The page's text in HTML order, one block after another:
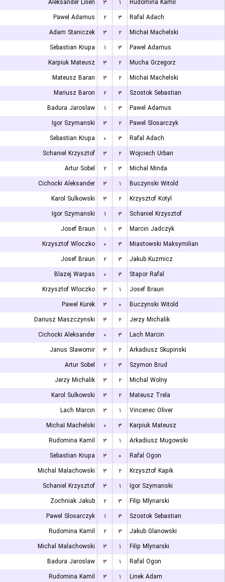
Aleksander Lilien
۳ ۱
Rudomina Kamil
Pawel Adamus
۲ ۳
Rafal Adach
Adam Staniczek
۳ ۲
Michał Machelski
Sebastian Krupa
۱ ۳
Pawel Adamus
Karpiuk Mateusz
۳ ۲
Mucha Grzegorz
Mateusz Baran
۳ ۲
Michał Machelski
Mariusz Baron
۲ ۳
Szostok Sebastian
Badura Jaroslaw
۱ ۳
Pawel Adamus
Igor Szymanski
۳ ۲
Pawel Slosarczyk
Sebastian Krupa
۰ ۳
Rafal Adach
Schaniel Krzysztof
۳ ۲
Wojciech Urban
Artur Sobel
۲ ۳
Michal Minda
Cichocki Aleksander
۳ ۱
Buczynski Witold
Karol Sulkowski
۳ ۲
Krzysztof Kotyl
Igor Szymanski
۱ ۳
Schaniel Krzysztof
Josef Braun
۱ ۳
Marcin Jadczyk
Krzysztof Wloczko
۰ ۳
Miastowski Maksymilian
Josef Braun
۲ ۳
Jakub Kuzmicz
Blazej Warpas
۰ ۳
Stapor Rafal
Krzysztof Wloczko
۳ ۱
Josef Braun
Pawel Kurek
۳ ۰
Buczynski Witold
Dariusz Maszczynski
۳ ۲
Jerzy Michalik
Cichocki Aleksander
۰ ۳
Lach Marcin
Janus Slawomir
۳ ۲
Arkadiusz Skupinski
Artur Sobel
۲ ۳
Szymon Brud
Jerzy Michalik
۳ ۲
Michal Wolny
Karol Sulkowski
۳ ۲
Mateusz Trela
Lach Marcin
۳ ۱
Vincenec Oliver
Michał Machelski
۰ ۳
Karpiuk Mateusz
Rudomina Kamil
۳ ۱
Arkadiusz Mugowski
Sebastian Krupa
۳ ۰
Rafal Ogon
Michal Malachowski
۳ ۲
Krzysztof Kapik
Schaniel Krzysztof
۳ ۱
Igor Szymanski
Zochniak Jakub
۲ ۳
Filip Mlynarski
Pawel Slosarczyk
۱ ۳
Szostok Sebastian
Rudomina Kamil
۲ ۳
Jakub Glanowski
Michal Malachowski
۳ ۱
Filip Mlynarski
Badura Jaroslaw
۳ ۱
Rafal Ogon
Rudomina Kamil
۳ ۱
Linek Adam